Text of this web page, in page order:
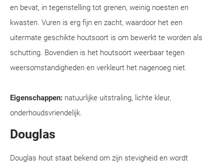
en bevat, in tegenstelling tot grenen, weinig noesten en
kwasten. Vuren is erg fijn en zacht, waardoor het een
uitermate geschikte houtsoort is om bewerkt te worden als
schutting. Bovendien is het houtsoort weerbaar tegen
weersomstandigheden en verkleurt het nagenoeg niet.
Eigenschappen: natuurlijke uitstraling, lichte kleur,
onderhoudsvriendelijk.
Douglas
Douglas hout staat bekend om zijn stevigheid en wordt